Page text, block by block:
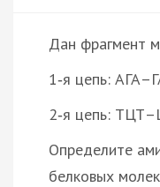
Дан фрагмент
1‑я цепь:
2‑я цепь:
Определите
белковых